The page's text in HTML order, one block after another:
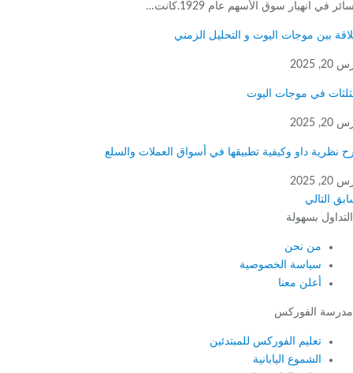
في انهيار سوق الأسهم عام 1929.كانت…
بين موجات اليوت و التحليل الزمني
في موجات اليوت
داو وكيفية تطبيقها في أسواق العملات والسلع
التالي
بسهولة
من نحن
سياسة الخصوصية
أعلن معنا
الفوركس
تعليم الفوركس للمبتدئين
الشموع اليابانية